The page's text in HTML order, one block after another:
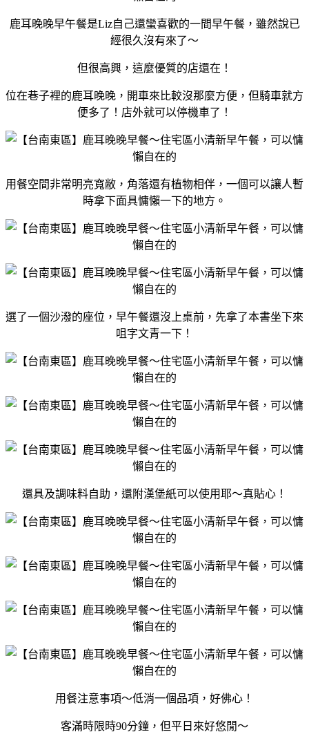
鹿耳晚晚早午餐是Liz自己還蠻喜歡的一間早午餐，雖然說已
經很久沒有來了～
但很高興，這麼優質的店還在！
位在巷子裡的鹿耳晚晚，開車來比較沒那麼方便，但騎車就方
便多了！店外就可以停機車了！
用餐空間非常明亮寬敝，角落還有植物相伴，一個可以讓人暫
時拿下面具慵懶一下的地方。
選了一個沙潑的座位，早午餐還沒上桌前，先拿了本書坐下來
咀字文青一下！
還具及調味料自助，還附漢堡紙可以使用耶～真貼心！
用餐注意事項～低消一個品項，好佛心！
客滿時限時90分鐘，但平日來好悠閒～